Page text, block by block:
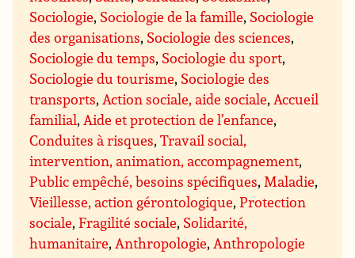
Sociologie, Sociologie de la famille, Sociologie
des organisations, Sociologie des sciences,
Sociologie du temps, Sociologie du sport,
Sociologie du tourisme, Sociologie des
transports, Action sociale, aide sociale, Accueil
familial, Aide et protection de l’enfance,
Conduites à risques,Travail social,
intervention, animation, accompagnement,
Public empêché, besoins spécifiques, Maladie,
Vieillesse, action gérontologique,Protection
sociale,Fragilité sociale, Solidarité,
humanitaire, Anthropologie, Anthropologie